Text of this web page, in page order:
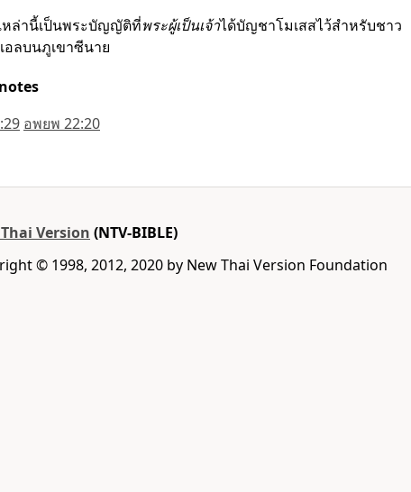
หล่านี้เป็นพระบัญญัติที่พระผู้เป็นเจ้าได้บัญชาโมเสสไว้สำหรับชาว
อลบนภูเขาซีนาย
อพยพ 22:20
Version (NTV-BIBLE)
© 1998, 2012, 2020 by New Thai Version Foundation